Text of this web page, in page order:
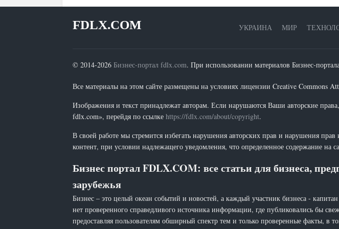
УКРАИНА МИР
FDLX.COM
© 2014-2026 Бизнес-портал fdlx.com. При использовании материалов Бизнес-
Все материалы на этом сайте размещены на условиях лицензии Creative Commons
Изображения и текст принадлежат авторам. Если нарушаются Ваши авторские
fdlx.com», перейдя по ссылке https://fdlx.com/about/copyright.
В своей работе мы стремится избегать нарушения авторских прав и нарушения
контент, при условии надлежащего уведомления, что определенное содержание на
Бизнес портал FDLX.COM: все статьи для бизнеса,
зарубежья
Бизнес – это целый океан событий и новостей, а каждый участник бизнеса -
нет проверенного справедливого источника информации, где публиковались бы
предоставляя пользователям обширный спектр тем и только проверенные факты, в